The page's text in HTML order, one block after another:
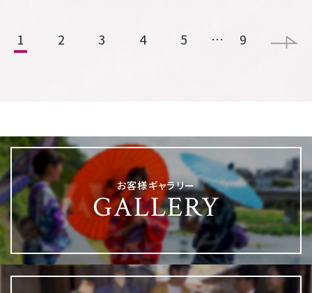
1 2 3 4 5 … 9
お客様ギャラリー
GALLERY